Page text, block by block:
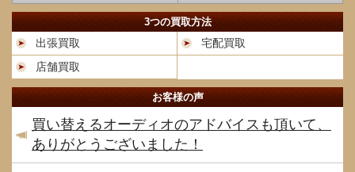
3つの買取方法
出張買取
宅配買取
店舗買取
お客様の声
買い替えるオーディオのアドバイスも頂いて、
ありがとうございました！